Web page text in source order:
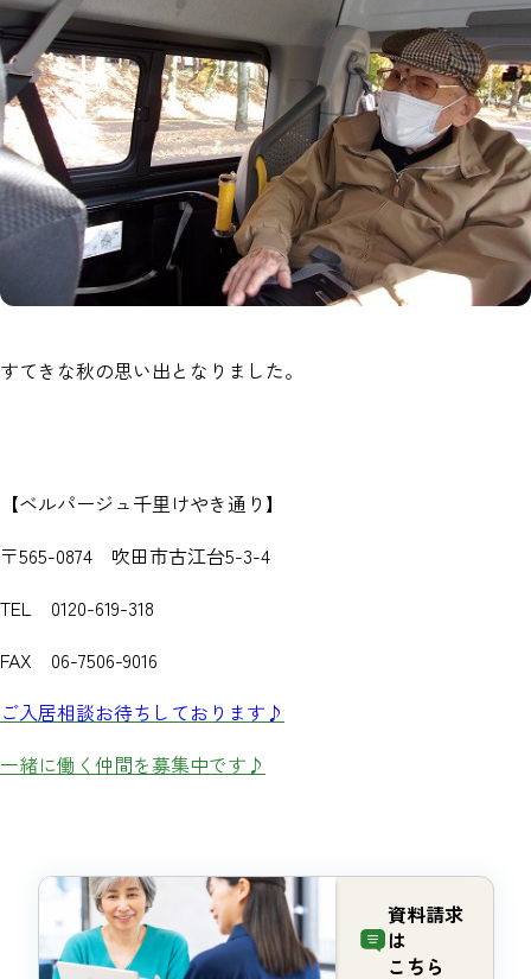
すてきな秋の思い出となりました。
【ベルパージュ千里けやき通り】
〒565-0874 吹田市古江台5-3-4
TEL 0120-619-318
FAX 06-7506-9016
ご入居相談お待ちしております♪
一緒に働く仲間を募集中です♪
資料請求
は
こちら